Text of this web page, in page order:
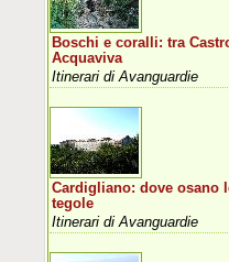
Boschi e coralli: tra
Acquaviva
Itinerari di Avanguardie
Cardigliano: dove osano
tegole
Itinerari di Avanguardie